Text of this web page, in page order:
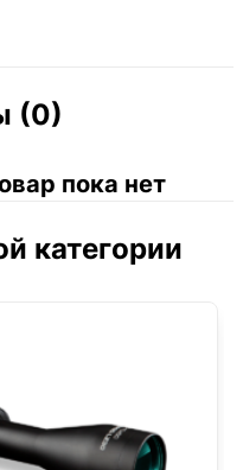
(0)
пока нет
категории